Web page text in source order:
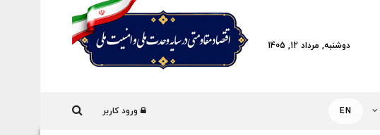
دوشنبه, مرداد 12, 1405
EN ورود کاربر